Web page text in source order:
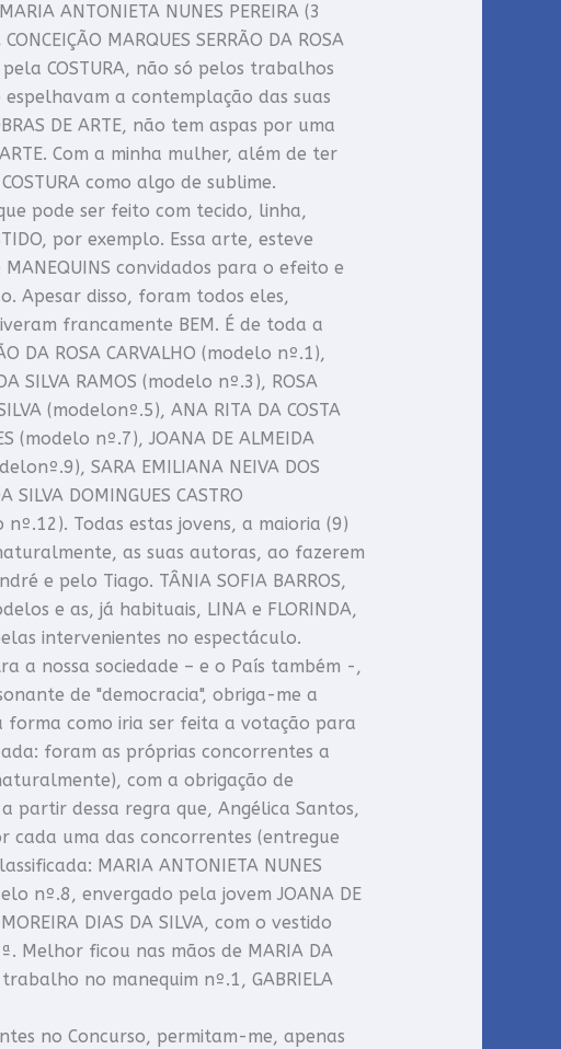
ANTONIETA NUNES PEREIRA (3
MARQUES SERRÃO DA ROSA
COSTURA, não só pelos trabalhos
a contemplação das suas
DE ARTE, não tem aspas por uma
Com a minha mulher, além de ter
como algo de sublime.
pode ser feito com tecido, linha,
por exemplo. Essa arte, esteve
convidados para o efeito e
Apesar disso, foram todos eles,
francamente BEM. É de toda a
DA ROSA CARVALHO (modelo nº.1),
SILVA RAMOS (modelo nº.3), ROSA
(modelonº.5), ANA RITA DA COSTA
(modelo nº.7), JOANA DE ALMEIDA
SARA EMILIANA NEIVA DOS
DOMINGUES CASTRO
nº.12). Todas estas jovens, a maioria (9)
as suas autoras, ao fazerem
e pelo Tiago. TÂNIA SOFIA BARROS,
e as, já habituais, LINA e FLORINDA,
intervenientes no espectáculo.
a nossa sociedade – e o País também -,
de "democracia", obriga-me a
forma como iria ser feita a votação para
foram as próprias concorrentes a
com a obrigação de
partir dessa regra que, Angélica Santos,
uma das concorrentes (entregue
MARIA ANTONIETA NUNES
nº.8, envergado pela jovem JOANA DE
DIAS DA SILVA, com o vestido
Melhor ficou nas mãos de MARIA DA
trabalho no manequim nº.1, GABRIELA
no Concurso, permitam-me, apenas